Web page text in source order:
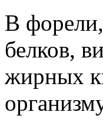
В
белков,
жирных